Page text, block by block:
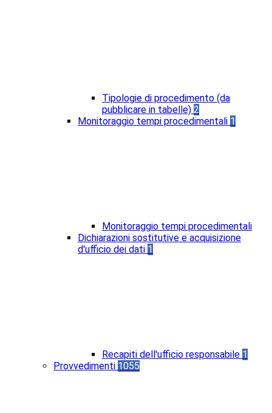
Tipologie di procedimento (da
pubblicare in tabelle) 2
Monitoraggio tempi procedimentali 1
Monitoraggio tempi procedimentali
Dichiarazioni sostitutive e acquisizione
d'ufficio dei dati 1
Recapiti dell'ufficio responsabile 1
Provvedimenti 1055